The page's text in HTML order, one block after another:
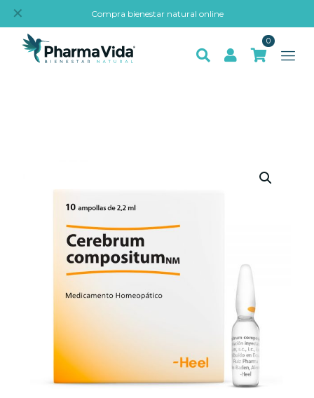
Compra bienestar natural online
✕
0